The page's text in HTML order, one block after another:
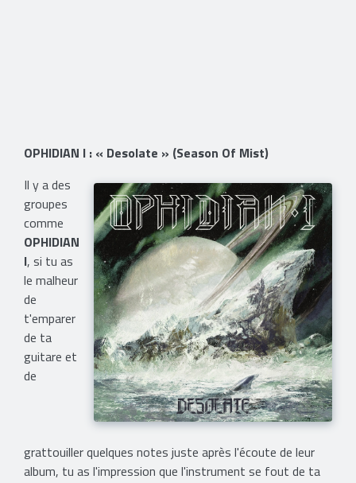
OPHIDIAN I : « Desolate » (Season Of Mist)
Il y a des
groupes
comme
OPHIDIAN
I, si tu as
le malheur
de
t'emparer
de ta
guitare et
de
grattouiller quelques notes juste après l'écoute de leur
album, tu as l'impression que l'instrument se fout de ta